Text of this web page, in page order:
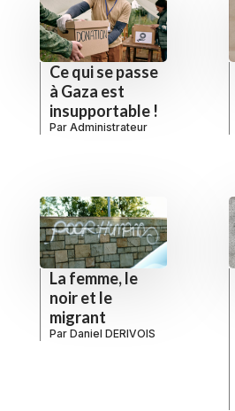
Ce qui se passe
à Gaza est
insupportable !
Par Administrateur
La femme, le
noir et le
migrant
Par Daniel DERIVOIS